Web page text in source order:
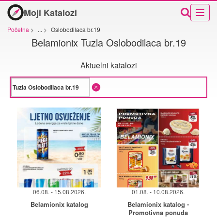
Moji Katalozi
Početna > ... > Oslobodilaca br.19
Belamionix Tuzla Oslobodilaca br.19
Aktuelni katalozi
06.08. - 15.08.2026.
Belamionix katalog
01.08. - 10.08.2026.
Belamionix katalog -
Promotivna ponuda